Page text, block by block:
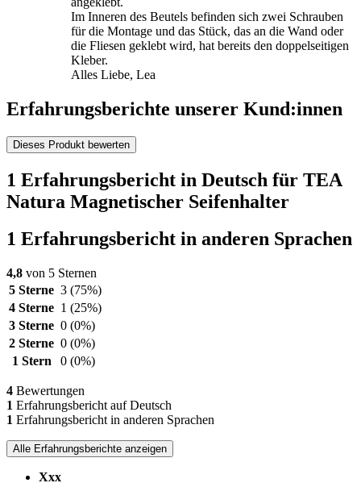
Im Inneren des Beutels befinden sich zwei Schrauben
für die Montage und das Stück, das an die Wand oder
die Fliesen geklebt wird, hat bereits den doppelseitigen
Kleber.
Alles Liebe, Lea
Erfahrungsberichte unserer Kund:innen
Dieses Produkt bewerten
1 Erfahrungsbericht in Deutsch für TEA
Natura Magnetischer Seifenhalter
1 Erfahrungsbericht in anderen Sprachen
4,8 von 5 Sternen
5 Sterne 3 (75%)
4 Sterne 1 (25%)
3 Sterne 0 (0%)
2 Sterne 0 (0%)
1 Stern
0 (0%)
4 Bewertungen
1 Erfahrungsbericht auf Deutsch
1 Erfahrungsbericht in anderen Sprachen
Alle Erfahrungsberichte anzeigen
Xxx